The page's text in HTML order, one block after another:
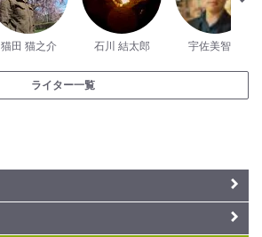
猫田 猫之介 石川 結太郎 宇佐美智隆
ライター一覧